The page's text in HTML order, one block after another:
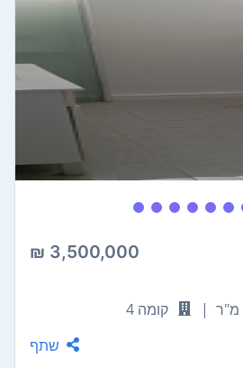
3,500,000 ₪
|
קומה 4
שתף